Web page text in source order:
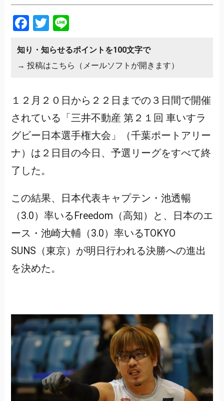
Facebook
Twitter
Line
知り・知らせるポイントを100文字で
→ 投稿はこちら（メールソフトが開きます）
１２月２０日から２２日までの３日間で開催
されている「三井不動産 第２１回 車いすラ
グビー日本選手権大会」（千葉ポートアリー
ナ）は２日目の今日、予選リーグをすべて終
了した。
この結果、日本代表キャプテン・池透暢
（3.0）率いるFreedom（高知）と、日本のエ
ース・池崎大輔（3.0）率いるTOKYO
SUNS（東京）が明日行われる決勝への進出
を決めた。